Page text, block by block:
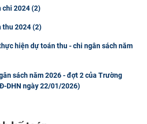
chi 2024 (2)
thu 2024 (2)
hiện dự toán thu - chi ngân sách năm
sách năm 2026 - đợt 2 của Trường
DHN ngày 22/01/2026)